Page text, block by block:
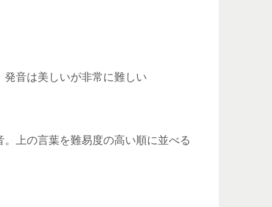
音は美しいが非常に難しい
上の言葉を難易度の高い順に並べる